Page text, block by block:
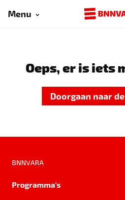
Menu
Oeps, er is iets
Doorgaan naar
BNNVARA
Programma's